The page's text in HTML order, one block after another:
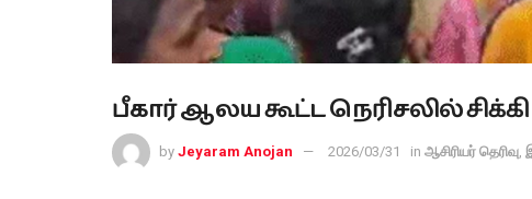
பீகார் ஆலய கூட்ட நெரிசலில்
by Jeyaram Anojan 2026/03/31 in ஆசிரியர் தெரிவு